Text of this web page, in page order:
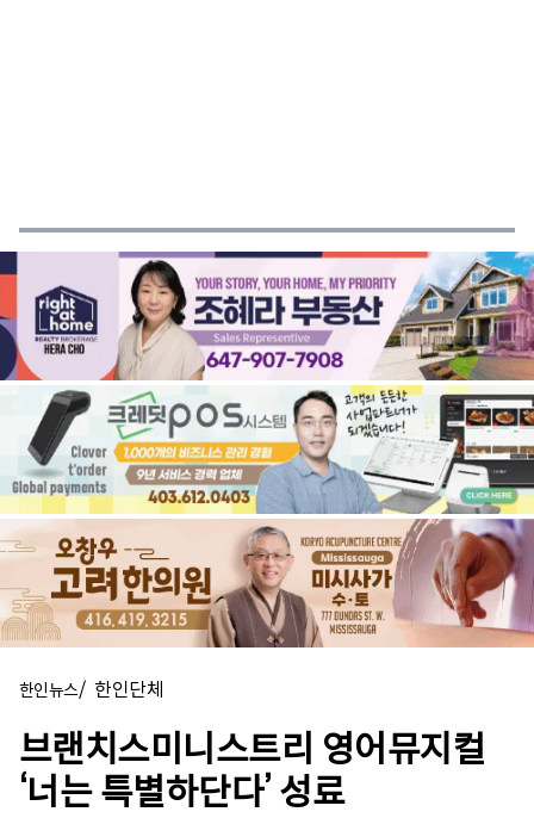
한인뉴스/ 한인단체
브랜치스미니스트리 영어뮤지컬
‘너는 특별하단다’ 성료